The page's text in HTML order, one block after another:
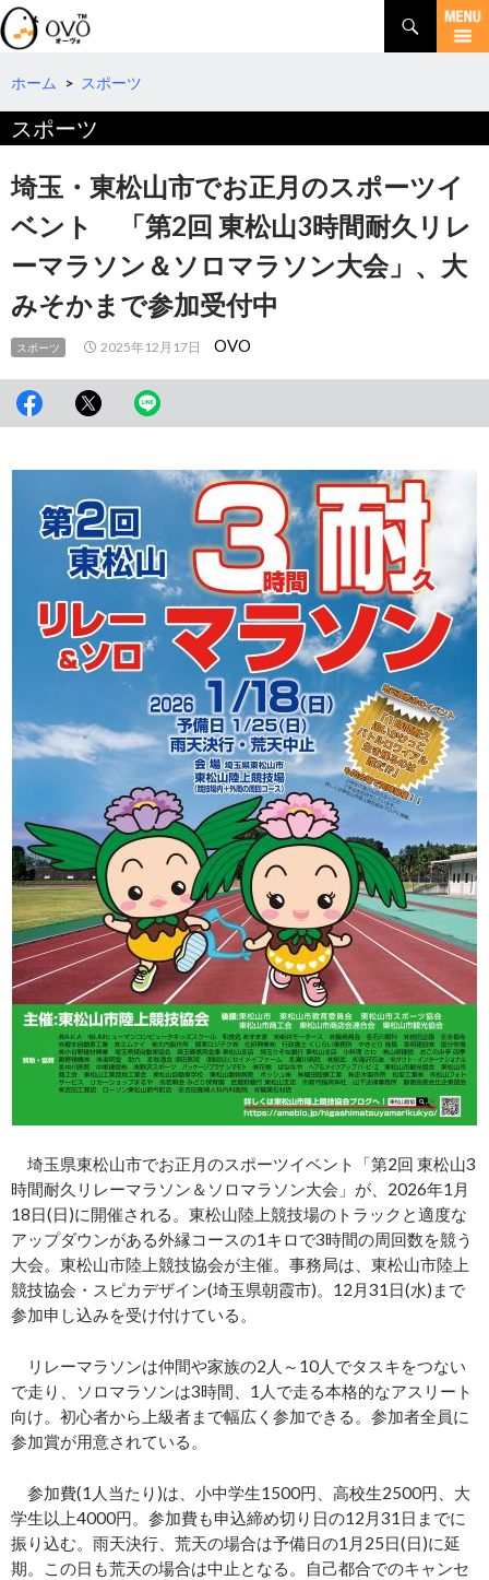
検
索
コ
テ
へ
動
ホーム > スポーツ
スポーツ
埼玉・東松山市でお正月のスポーツイ
ベント 「第2回 東松山3時間耐久リレ
ーマラソン＆ソロマラソン大会」、大
みそかまで参加受付中
スポーツ 2025年12月17日 OVO
埼玉県東松山市でお正月のスポーツイベント「第2回 東松山3
時間耐久リレーマラソン＆ソロマラソン大会」が、2026年1月
18日(日)に開催される。東松山陸上競技場のトラックと適度な
アップダウンがある外縁コースの1キロで3時間の周回数を競う
大会。東松山市陸上競技協会が主催。事務局は、東松山市陸上
競技協会・スピカデザイン(埼玉県朝霞市)。12月31日(水)まで
参加申し込みを受け付けている。
リレーマラソンは仲間や家族の2人～10人でタスキをつない
で走り、ソロマラソンは3時間、1人で走る本格的なアスリート
向け。初心者から上級者まで幅広く参加できる。参加者全員に
参加賞が用意されている。
参加費(1人当たり)は、小中学生1500円、高校生2500円、大
学生以上4000円。参加費も申込締め切り日の12月31日までに
振り込む。雨天決行、荒天の場合は予備日の1月25日(日)に延
期。この日も荒天の場合は中止となる。自己都合でのキャンセ